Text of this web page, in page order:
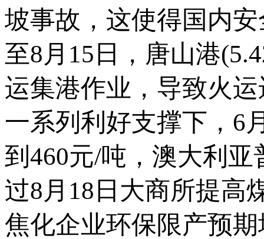
坡事故，这使得国内
至8月15日，唐山港
运集港作业，导致火
一系列利好支撑下，6
到460元/吨，澳大利
过8月18日大商所提高
焦化企业环保限产预